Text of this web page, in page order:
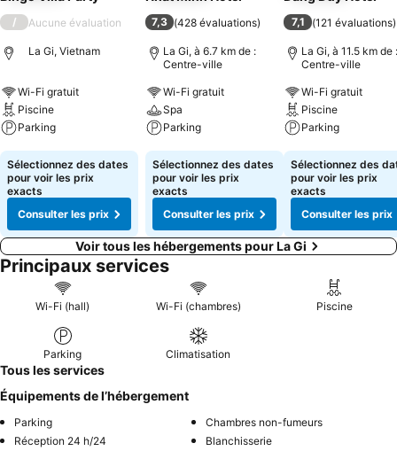
/ Aucune évaluation
La Gi, Vietnam
Wi-Fi gratuit
Piscine
Parking
Consulter les prix
Sélectionnez des dates
pour voir les prix
exacts
Consulter les prix
7,3 (428 évaluations)
La Gi, à 6.7 km de :
Centre-ville
Wi-Fi gratuit
Spa
Parking
Consulter les prix
Sélectionnez des dates
pour voir les prix
exacts
Consulter les prix
7,1 (121 évaluations)
La Gi, à 11.5 km de :
Centre-ville
Wi-Fi gratuit
Piscine
Parking
Consulter les
Sélectionnez des
pour voir les prix
exacts
Consulter les prix
Voir tous les hébergements pour La Gi
Principaux services
Wi-Fi (hall) Wi-Fi (chambres) Piscine
Parking Climatisation
Tous les services
Équipements de l’hébergement
Parking
Chambres non-fumeurs
Réception 24 h/24
Blanchisserie